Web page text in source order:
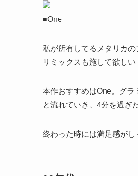
■One
私が所有してるメタリカ
リミックスも施して欲しい
本作おすすめはOne。グラ
と流れていき、4分を過ぎ
終わった時には満足感がし